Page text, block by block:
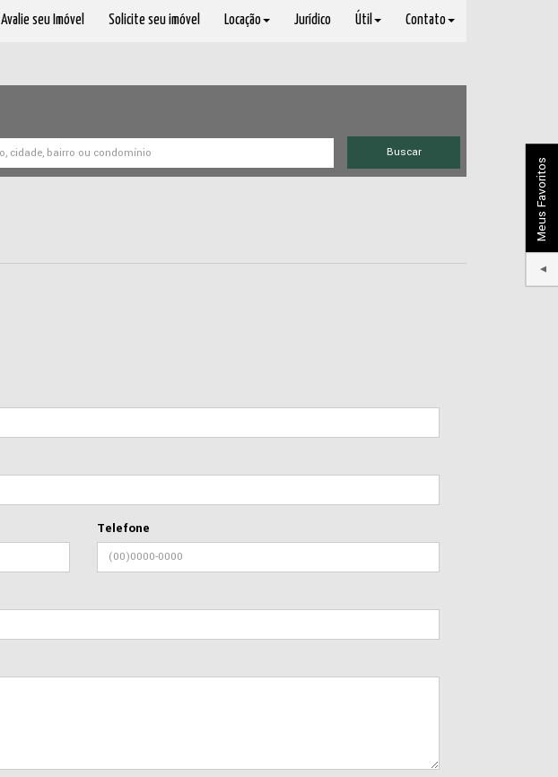
Avalie seu Imóvel Solicite seu imóvel Locação Jurídico Útil Contato
Buscar
Telefone
Meus Favoritos